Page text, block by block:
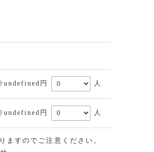
円 人
円 人
ますのでご注意ください。